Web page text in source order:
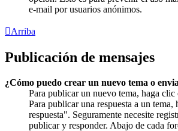
e-mail por usuarios anónimos.
Arriba
Publicación de mensajes
¿Cómo puedo crear un nuevo tema o
Para publicar un nuevo tema, haga
Para publicar una respuesta a un
respuesta". Seguramente necesite
publicar y responder. Abajo de cada